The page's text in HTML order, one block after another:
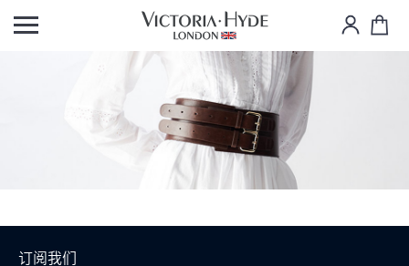
订阅我们